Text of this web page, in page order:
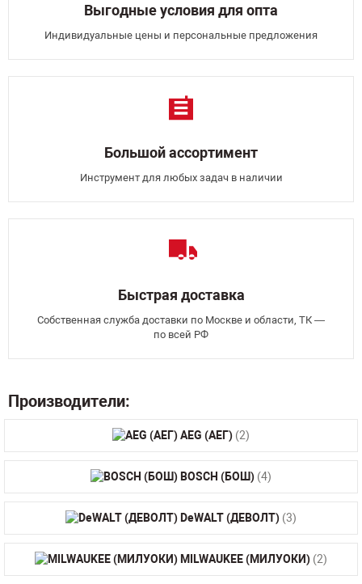
Выгодные условия для опта
Индивидуальные цены и персональные предложения
Большой ассортимент
Инструмент для любых задач в наличии
Быстрая доставка
Собственная служба доставки по Москве и области, ТК —
по всей РФ
Производители:
AEG (АЕГ) (2)
BOSCH (БОШ) (4)
DeWALT (ДЕВОЛТ) (3)
MILWAUKEE (МИЛУОКИ) (2)